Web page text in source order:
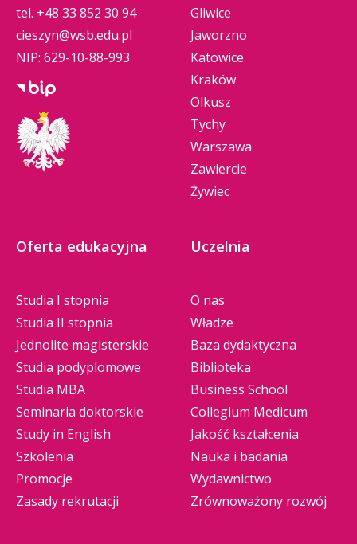
tel. +48 33 852 30 94
cieszyn@wsb.edu.pl
NIP: 629-10-88-993
Gliwice
Jaworzno
Katowice
Kraków
Olkusz
Tychy
Warszawa
Zawiercie
Żywiec
Oferta edukacyjna
Studia I stopnia
Studia II stopnia
Jednolite magisterskie
Studia podyplomowe
Studia MBA
Seminaria doktorskie
Study in English
Szkolenia
Promocje
Zasady rekrutacji
Uczelnia
O nas
Władze
Baza dydaktyczna
Biblioteka
Business School
Collegium Medicum
Jakość kształcenia
Nauka i badania
Wydawnictwo
Zrównoważony rozwój